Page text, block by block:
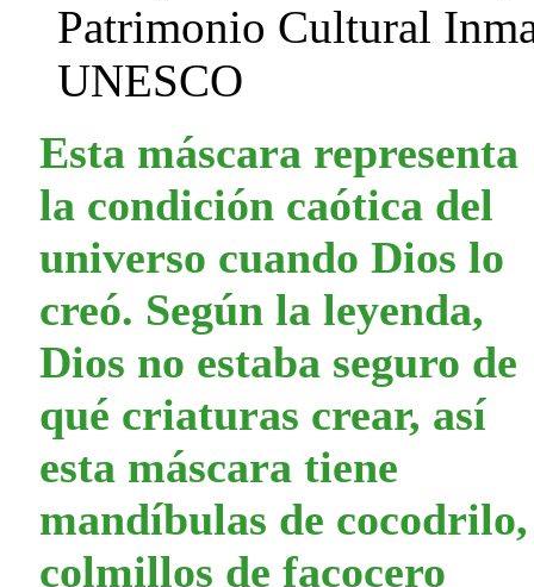
Patrimonio Cultural
UNESCO
Esta máscara representa
la condición caótica del
universo cuando Dios lo
creó. Según la leyenda,
Dios no estaba seguro de
qué criaturas crear, así
esta máscara tiene
mandíbulas de cocodrilo,
colmillos de facocero